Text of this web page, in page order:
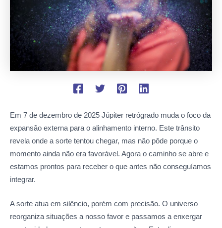
Em 7 de dezembro de 2025 Júpiter retrógrado muda o foco da
expansão externa para o alinhamento interno. Este trânsito
revela onde a sorte tentou chegar, mas não pôde porque o
momento ainda não era favorável. Agora o caminho se abre e
estamos prontos para receber o que antes não conseguíamos
integrar.
A sorte atua em silêncio, porém com precisão. O universo
reorganiza situações a nosso favor e passamos a enxergar